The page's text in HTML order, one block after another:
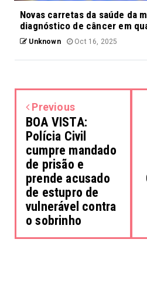
Novas carretas da saúde da
diagnóstico de câncer em
Unknown Oct 16, 2025
Previous
BOA VISTA:
Polícia Civil
cumpre mandado
de prisão e
prende acusado
de estupro de
vulnerável contra
o sobrinho